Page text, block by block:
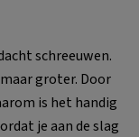
schreeuwen.
groter. Door
is het handig
je aan de slag